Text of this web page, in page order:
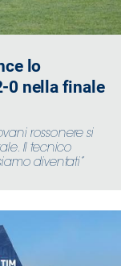
lo
0 nella finale
rossonere si
Il tecnico
diventati”